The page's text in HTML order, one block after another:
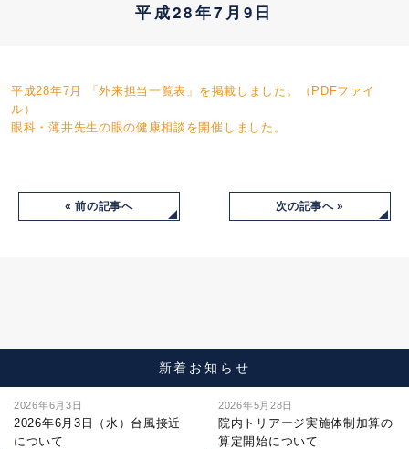
平成28年7月9日
平成28年7月 「外来担当一覧表」を掲載しました。（PDFファイ
ル）
眼科・薄井先生の眼の健康相談を開催しました。
« 前の記事へ 次の記事へ »
新着お知らせ
2026年6月3日
2026年6月3日（水）台風接近
について
2026年5月28日
院内トリアージ実施体制加算の
算定開始について